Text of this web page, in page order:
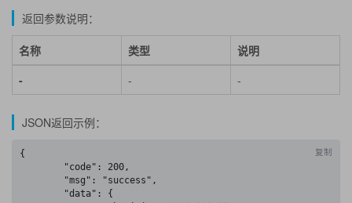
返回参数说明：
名称 类型
说明
-
- -
JSON返回示例：
复制
{